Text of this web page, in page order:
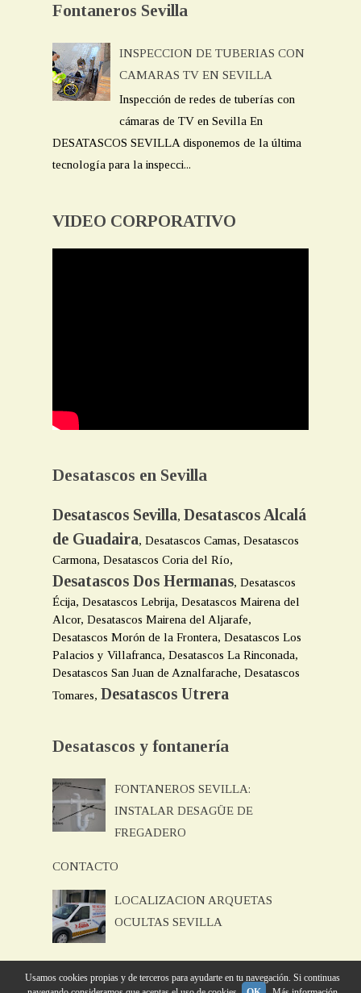
Fontaneros Sevilla
INSPECCION DE TUBERIAS CON
CAMARAS TV EN SEVILLA
Inspección de redes de tuberías con
cámaras de TV en Sevilla En
DESATASCOS SEVILLA disponemos de la última
tecnología para la inspecci...
VIDEO CORPORATIVO
Desatascos en Sevilla
Desatascos Sevilla, Desatascos Alcalá
de Guadaira, Desatascos Camas, Desatascos
Carmona, Desatascos Coria del Río,
Desatascos Dos Hermanas, Desatascos
Écija, Desatascos Lebrija, Desatascos Mairena del
Alcor, Desatascos Mairena del Aljarafe,
Desatascos Morón de la Frontera, Desatascos Los
Palacios y Villafranca, Desatascos La Rinconada,
Desatascos San Juan de Aznalfarache, Desatascos
Tomares, Desatascos Utrera
Desatascos y fontanería
FONTANEROS SEVILLA:
INSTALAR DESAGÜE DE
FREGADERO
CONTACTO
LOCALIZACION ARQUETAS
OCULTAS SEVILLA
INSPECCION DE TUBERIAS CON
Usamos cookies propias y de terceros para ayudarte en tu navegación. Si continuas